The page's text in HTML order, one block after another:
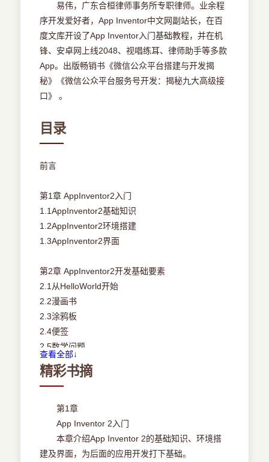
易伟，广东合桓律师事务所专职律师。业余程
序开发爱好者，App Inventor中文网副站长，在百
度文库开设了App Inventor入门基础教程，并在机
锋、安卓网上线2048、视唱练耳、律师助手等多款
App。出版畅销书《微信公众平台搭建与开发揭
秘》《微信公众平台服务号开发：揭秘九大高级接
口》 。
目录
前言
第1章 AppInventor2入门
1.1AppInventor2基础知识
1.2AppInventor2环境搭建
1.3AppInventor2界面
第2章 AppInventor2开发基础要素
2.1从HelloWorld开始
2.2漫画书
2.3涂鸦板
2.4便签
2.5数学问题
第3章 多媒体应用
3.2电影墙
3.3练耳
3.4语音输入
3.5摇一摇报时
查看全部↓
精彩书摘
第1章
App Inventor 2入门
本章介绍App Inventor 2的基础知识、环境搭
建及界面，为后面的应用开发打下基础。